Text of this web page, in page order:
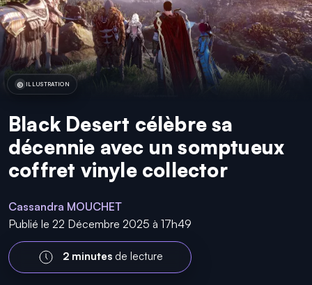
ILLUSTRATION
Black Desert célèbre sa
décennie avec un somptueux
coffret vinyle collector
Cassandra MOUCHET
Publié le 22 Décembre 2025 à 17h49
2 minutesde lecture